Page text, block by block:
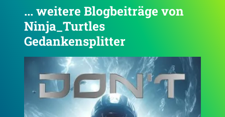
... weitere Blogbeiträge von
Ninja_Turtles
Gedankensplitter